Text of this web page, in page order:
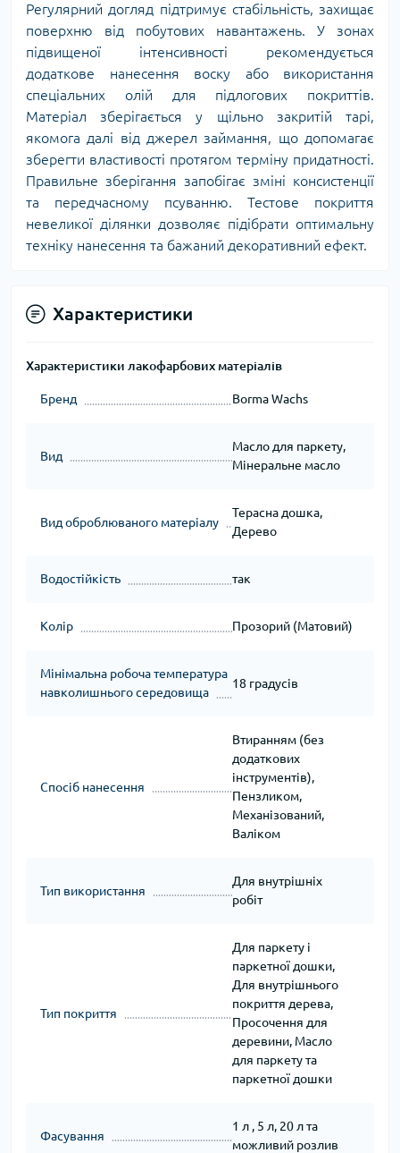
Регулярний догляд підтримує стабільність, захищає
поверхню від побутових навантажень. У зонах
підвищеної інтенсивності рекомендується
додаткове нанесення воску або використання
спеціальних олій для підлогових покриттів.
Матеріал зберігається у щільно закритій тарі,
якомога далі від джерел займання, що допомагає
зберегти властивості протягом терміну придатності.
Правильне зберігання запобігає зміні консистенції
та передчасному псуванню. Тестове покриття
невеликої ділянки дозволяє підібрати оптимальну
техніку нанесення та бажаний декоративний ефект.
Характеристики
Характеристики лакофарбових матеріалів
Бренд Borma Wachs
Вид
Масло для паркету,
Мінеральне масло
Вид оброблюваного матеріалу
Терасна дошка,
Дерево
Водостійкість так
Колір Прозорий (Матовий)
Мінімальна робоча температура
навколишнього середовища
18 градусів
Спосіб нанесення
Втиранням (без
додаткових
інструментів),
Пензликом,
Механізований,
Валіком
Тип використання
Для внутрішніх
робіт
Тип покриття
Для паркету і
паркетної дошки,
Для внутрішнього
покриття дерева,
Просочення для
деревини, Масло
для паркету та
паркетної дошки
Фасування
1 л , 5 л, 20 л та
можливий розлив